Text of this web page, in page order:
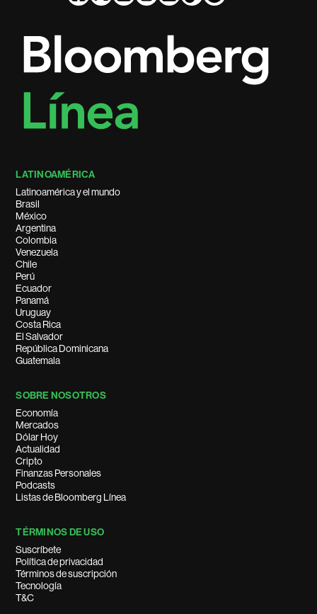
LATINOAMÉRICA
Latinoamérica y el mundo
Brasil
México
Argentina
Colombia
Venezuela
Chile
Perú
Ecuador
Panamá
Uruguay
Costa Rica
El Salvador
República Dominicana
Guatemala
SOBRE NOSOTROS
Economía
Mercados
Dólar Hoy
Actualidad
Cripto
Finanzas Personales
Podcasts
Listas de Bloomberg Línea
TÉRMINOS DE USO
Suscríbete
Política de privacidad
Términos de suscripción
Tecnología
T&C